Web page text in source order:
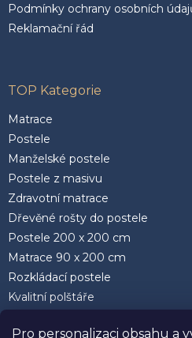
Pro personalizaci obsahu a
Podmínky ochrany osobních
Reklamační řád
TOP Kategorie
Matrace
Postele
Manželské postele
Postele z masivu
Zdravotní matrace
Dřevěné rošty do postele
Postele 200 x 200 cm
Matrace 90 x 200 cm
Rozkládací postele
Kvalitní polštáře